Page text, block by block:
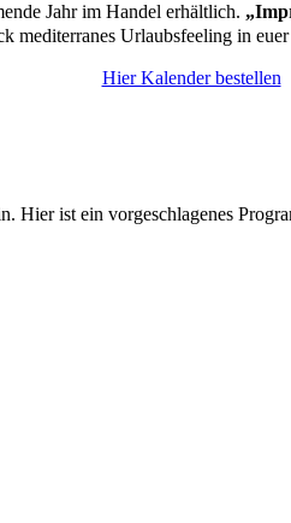
Jahr im Handel erhältlich.
mediterranes Urlaubsfeeling in
Hier Kalender bestellen
ist ein vorgeschlagenes